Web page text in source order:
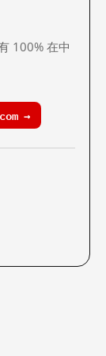
100% 在中
→